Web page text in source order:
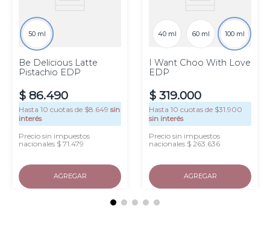
50 ml
Be Delicious Latte
Pistachio EDP
$ 86.490
Hasta 10 cuotas de $8.649 sin
interés
Precio sin impuestos
nacionales $ 71.479
AGREGAR
40 ml 60 ml 100 ml
I Want Choo With Love
EDP
$ 319.000
Hasta 10 cuotas de $31.900
sin interés
Precio sin impuestos
nacionales $ 263.636
AGREGAR